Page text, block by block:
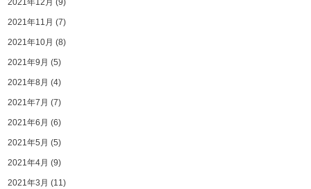
2021年12月 (9)
2021年11月 (7)
2021年10月 (8)
2021年9月 (5)
2021年8月 (4)
2021年7月 (7)
2021年6月 (6)
2021年5月 (5)
2021年4月 (9)
2021年3月 (11)